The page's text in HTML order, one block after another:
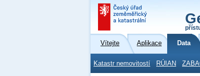
Vítejte Aplikace Data
Katastr nemovitostí RÚIAN